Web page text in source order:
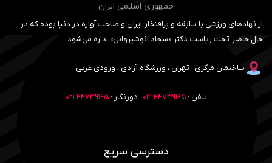
جمهوری اسلامی ایران
از نهادهای ورزشی با سابقه و پرافتخار ایران و صاحب آوازه در دنیا بوده که در
حال حاضر تحت ریاست دکتر «سجاد انوشیروانی» اداره می‌شود.
ساختمان مرکزی : تهران ، ورزشگاه آزادی ، ورودی غربی.
تلفن :۴۴۷۳۹۱۹۵ ۰۲۱ دورنگار :۴۴۷۳۹۱۹۵ ۰۲۱
دسترسی سریع